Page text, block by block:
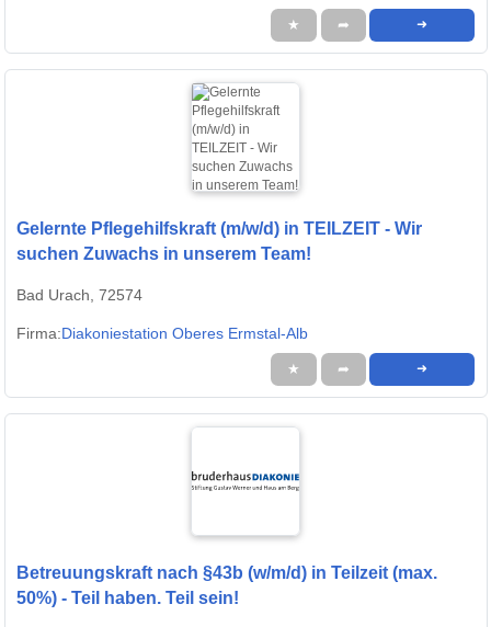
★ ➦ ➜
Gelernte Pflegehilfskraft (m/w/d) in TEILZEIT - Wir
suchen Zuwachs in unserem Team!
Bad Urach, 72574
Firma:Diakoniestation Oberes Ermstal-Alb
★ ➦ ➜
Betreuungskraft nach §43b (w/m/d) in Teilzeit (max.
50%) - Teil haben. Teil sein!